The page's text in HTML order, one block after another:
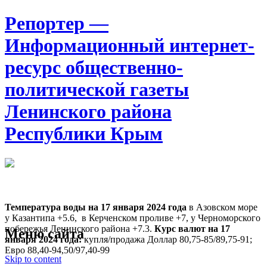
Репортер —
Информационный интернет-
ресурс общественно-
политической газеты
Ленинского района
Республики Крым
Температура воды на 17 января 2024 года в Азовском море
у Казантипа +5.6, в Керченском проливе +7, у Черноморского
побережья Ленинского района +7.3. Курс валют на 17
января 2024 года:купля/продажа Доллар 80,75-85/89,75-91;
Евро 88,40-94,50/97,40-99
Меню сайта
Skip to content